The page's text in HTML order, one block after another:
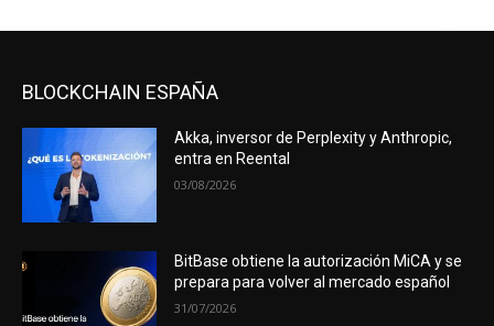
BLOCKCHAIN ESPAÑA
Akka, inversor de Perplexity y Anthropic,
entra en Reental
03/08/2026
BitBase obtiene la autorización MiCA y se
prepara para volver al mercado español
31/07/2026